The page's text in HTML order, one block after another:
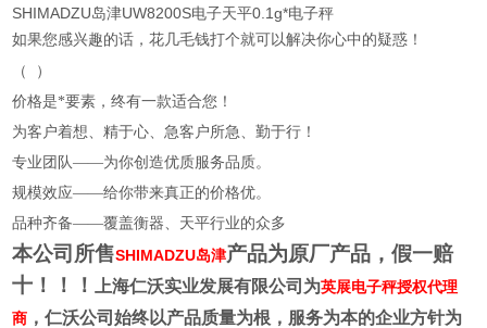
SHIMADZU岛津UW8200S电子天平0.1g*电子秤
如果您感兴趣的话，花几毛钱打个就可以解决你心中的疑惑！
（
）
价格是*要素，终有一款适合您！
为客户着想、精于心、急客户所急、勤于行！
专业团队——为你创造优质服务品质。
规模效应——给你带来真正的价格优。
品种齐备——覆盖衡器、天平行业的众多
本公司所售SHIMADZU岛津产品为原厂产品，假一赔
十！！！
上海仁沃实业发展有限公司为英展电子秤授权代理
商 ，仁沃公司始终以产品质量为根，服务为本的企业方针为